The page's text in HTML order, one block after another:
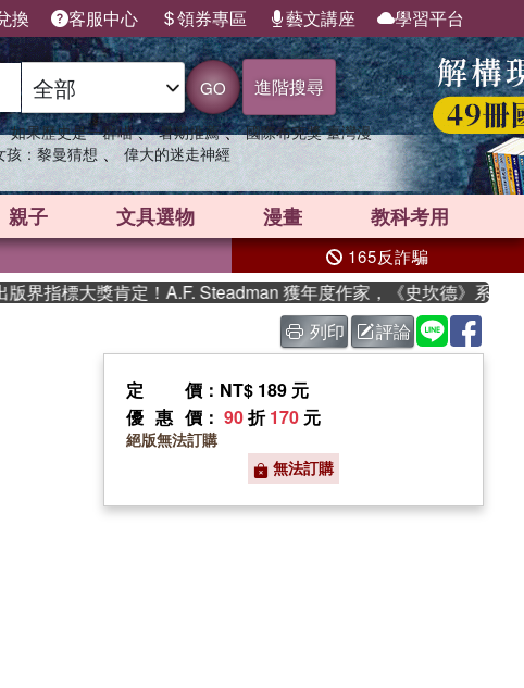
換 客服中心 領券專區 藝文講座 學習平台
GO 進階搜尋
如果歷史是一群喵 、 暑期推薦 、 國際布克獎 臺灣漫
孩：黎曼猜想 、 偉大的迷走神經
親子 文具選物 漫畫 教科考用
165反詐騙
界指標大獎肯定！A.F. Steadman 獲年度作家，《史坎德》系列帶你
列印 評論
定價 ：NT$ 189 元
優惠價 ： 90折170 元
絕版無法訂購
無法訂購